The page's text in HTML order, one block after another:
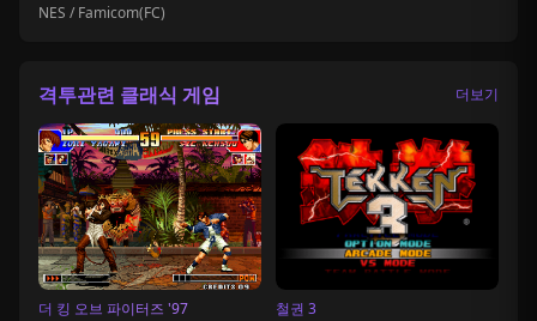
NES / Famicom(FC)
격투관련 클래식 게임 더보기
더 킹 오브 파이터즈 '97
철권 3